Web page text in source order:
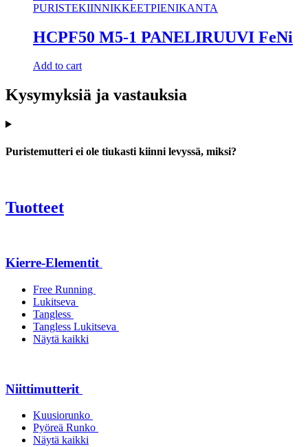
PURISTEKIINNIKKEETPIENIKANTA
HCPF50 M5-1 PANELIRUUVI FeNi
Add to cart
Kysymyksiä ja vastauksia
Puristemutteri ei ole tiukasti kiinni levyssä, miksi?
Tuotteet
Kierre-Elementit
Free Running
Lukitseva
Tangless
Tangless Lukitseva
Näytä kaikki
Niittimutterit
Kuusiorunko
Pyöreä Runko
Näytä kaikki